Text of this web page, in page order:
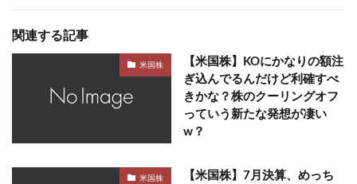
関連する記事
米国株
【米国株】KOにかなりの額注
ぎ込んでるんだけど利確すべ
きかな？株のクーリングオフ
っていう新たな発想が凄い
w？
米国株
【米国株】7月決算、めっち